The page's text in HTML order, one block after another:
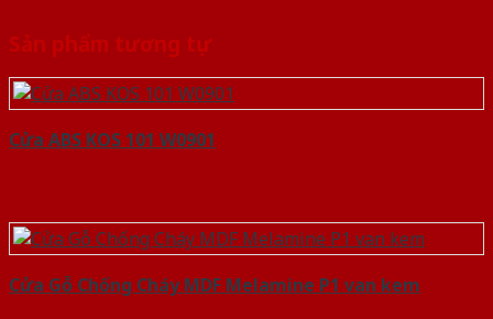
Sản phẩm tương tự
Cửa ABS KOS 101 W0901
Cửa Gỗ Chống Cháy MDF Melamine P1 van kem